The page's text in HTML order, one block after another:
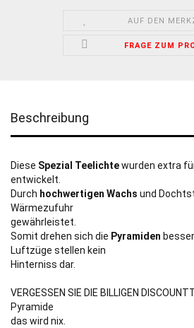
AUF DEN
FRAGE ZUM
Beschreibung
Diese Spezial Teelichtewurden extra
entwickelt.
Durch hochwertigen Wachs und
Wärmezufuhr
gewährleistet.
Somit drehen sich die Pyramiden
Luftzüge stellen kein
Hinterniss dar.
VERGESSEN SIE DIE BILLIGEN
Pyramide
das wird nix.